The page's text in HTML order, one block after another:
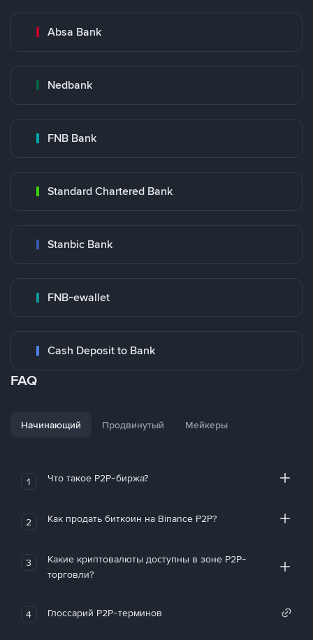
Absa Bank
Nedbank
FNB Bank
Standard Chartered Bank
Stanbic Bank
FNB-ewallet
Cash Deposit to Bank
FAQ
Начинающий Продвинутый Мейкеры
1 Что такое P2P-биржа?
2 Как продать биткоин на Binance P2P?
3
Какие криптовалюты доступны в зоне P2P-
торговли?
4 Глоссарий P2P-терминов